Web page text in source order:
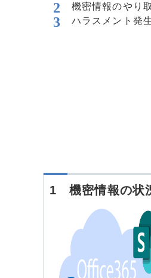
機密情報のやり
ハラスメント発
1 機密情報の状